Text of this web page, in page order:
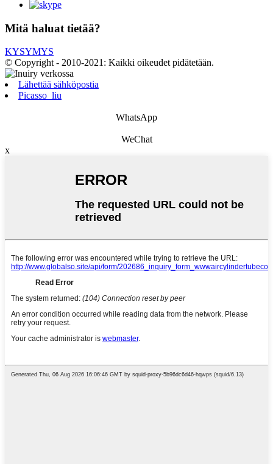
Mitä haluat tietää?
KYSYMYS
© Copyright - 2010-2021: Kaikki oikeudet pidätetään.
Lähettää sähköpostia
Picasso_liu
WhatsApp
WeChat
x